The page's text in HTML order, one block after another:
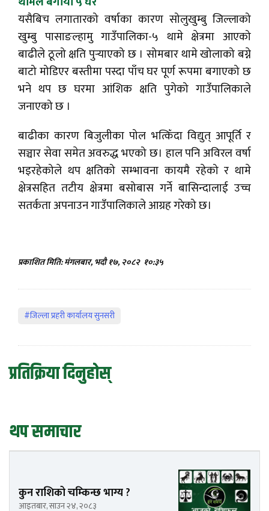
यसैबिच लगातारको वर्षाका कारण सोलुखुम्बु जिल्लाको
खुम्बु पासाङल्हामु गाउँपालिका-५ थामे क्षेत्रमा आएको
बाढीले ठूलो क्षति पुर्‍याएको छ । सोमबार थामे खोलाको बग्ने
बाटो मोडिएर बस्तीमा पस्दा पाँच घर पूर्ण रूपमा बगाएको छ
भने थप छ घरमा आंशिक क्षति पुगेको गाउँपालिकाले
जनाएको छ ।
बाढीका कारण बिजुलीका पोल भत्किँदा विद्युत् आपूर्ति र
सञ्चार सेवा समेत अवरुद्ध भएको छ। हाल पनि अविरल वर्षा
भइरहेकोले थप क्षतिको सम्भावना कायमै रहेको र थामे
क्षेत्रसहित तटीय क्षेत्रमा बसोबास गर्ने बासिन्दालाई उच्च
सतर्कता अपनाउन गाउँपालिकाले आग्रह गरेको छ।
प्रकाशित मिति: मंगलबार, भदौ १७, २०८२ १०:३५
#जिल्ला प्रहरी कार्यालय सुनसरी
प्रतिक्रिया दिनुहोस्
थप समाचार
कुन राशिको चम्किन्छ भाग्य ?
आइतबार, साउन २४, २०८३